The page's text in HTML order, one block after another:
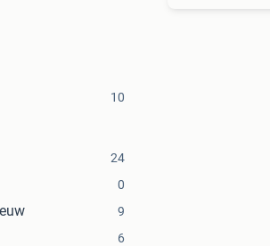
10
24
0
9
6